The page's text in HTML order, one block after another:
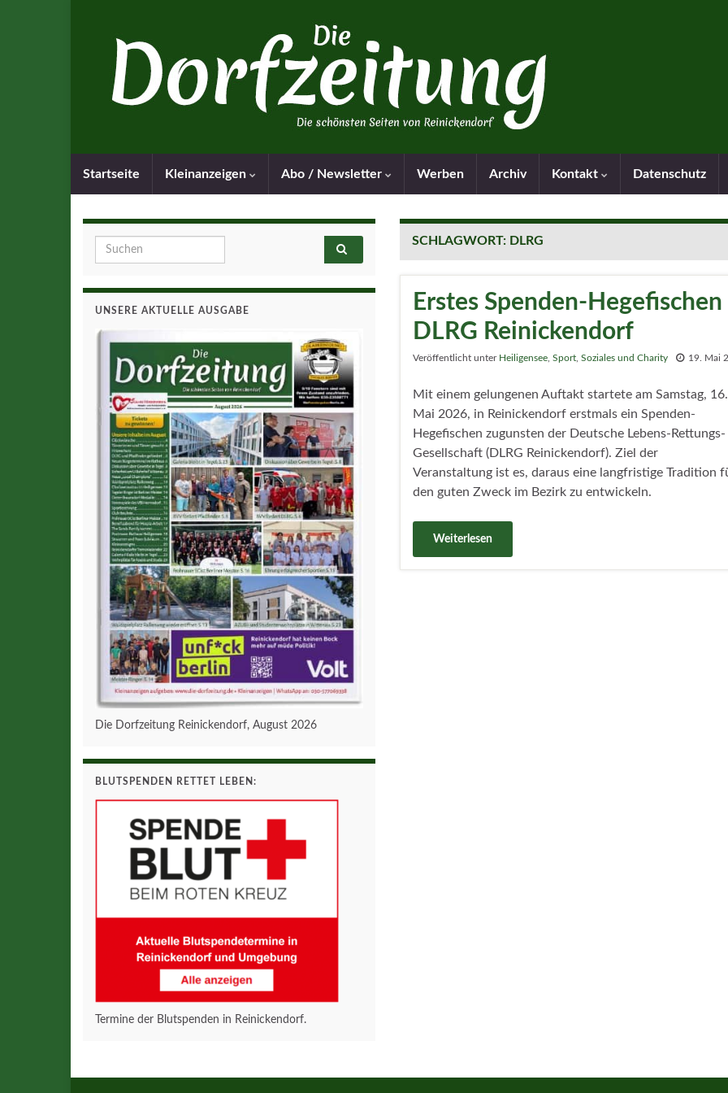
Startseite Kleinanzeigen Abo / Newsletter Werben Archiv Kontakt Datenschutz
SCHLAGWORT: DLRG
Erstes Spenden-
DLRG Reinickendorf
Veröffentlicht unter Heiligensee Sport Soziales und Charity 19. Mai
Mit einem gelungenen Auftakt startete am Samstag, 16.
Mai 2026, in Reinickendorf erstmals ein Spenden-
Hegefischen zugunsten der Deutsche Lebens-Rettungs-
Gesellschaft (DLRG Reinickendorf). Ziel der
Veranstaltung ist es, daraus eine langfristige Tradition
den guten Zweck im Bezirk zu entwickeln.
Weiterlesen
Search for:
UNSERE AKTUELLE AUSGABE
Die Dorfzeitung Reinickendorf, August 2026
BLUTSPENDEN RETTET LEBEN:
Termine der Blutspenden in Reinickendorf.